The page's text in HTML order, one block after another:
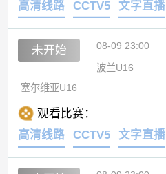
高清线路
CCTV5 文字直播
未开始 08-09 23:00
波兰U16
塞尔维亚U16
观看比赛：
高清线路
CCTV5 文字直播